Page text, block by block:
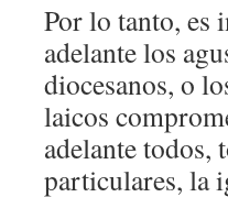
Por lo tanto, es
adelante los
diocesanos, o
laicos
adelante todos,
particulares, la